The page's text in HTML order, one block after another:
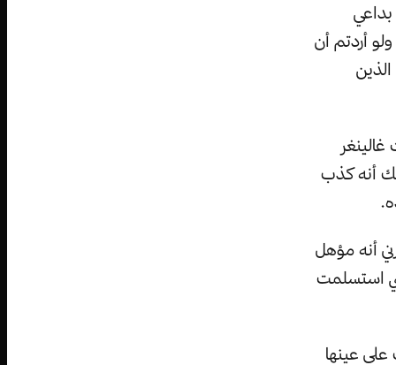
أردتم أن
أنه كذب
أنه مؤهل
استسلمت
عينها